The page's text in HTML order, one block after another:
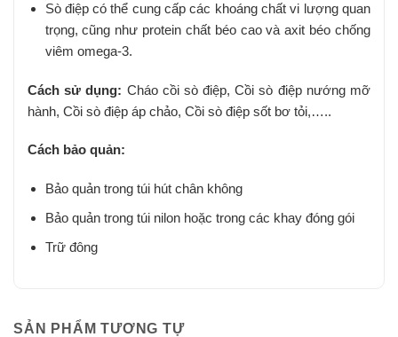
Sò điệp có thể cung cấp các khoáng chất vi lượng quan
trọng, cũng như protein chất béo cao và axit béo chống
viêm omega-3.
Cách sử dụng: Cháo cồi sò điệp, Cồi sò điệp nướng mỡ
hành, Cồi sò điệp áp chảo, Cồi sò điệp sốt bơ tỏi,…..
Cách bảo quản:
Bảo quản trong túi hút chân không
Bảo quản trong túi nilon hoặc trong các khay đóng gói
Trữ đông
SẢN PHẨM TƯƠNG TỰ